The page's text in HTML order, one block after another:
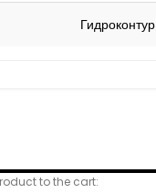
Гидроконтур
to the cart: